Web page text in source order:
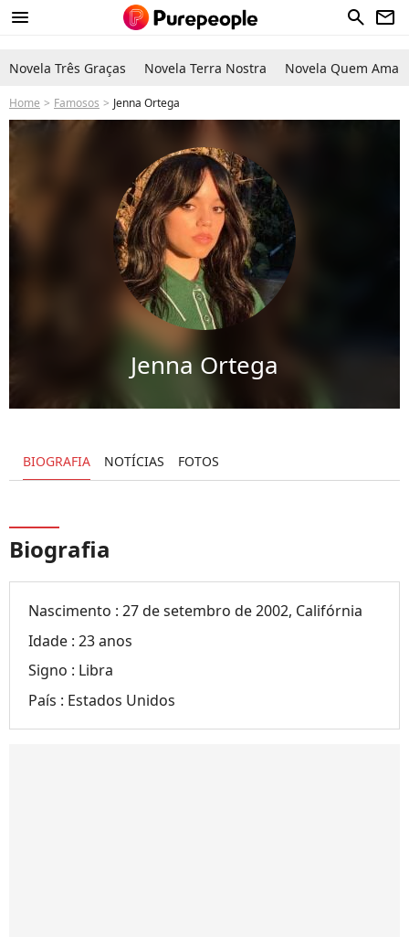
menu search newsletter
Novela Três Graças Novela Terra Nostra Novela Quem Ama
Home Famosos Jenna Ortega
Jenna Ortega
BIOGRAFIA NOTÍCIAS FOTOS
Biografia
Nascimento :27 de setembro de 2002, Califórnia
Idade :23 anos
Signo : Libra
País : Estados Unidos